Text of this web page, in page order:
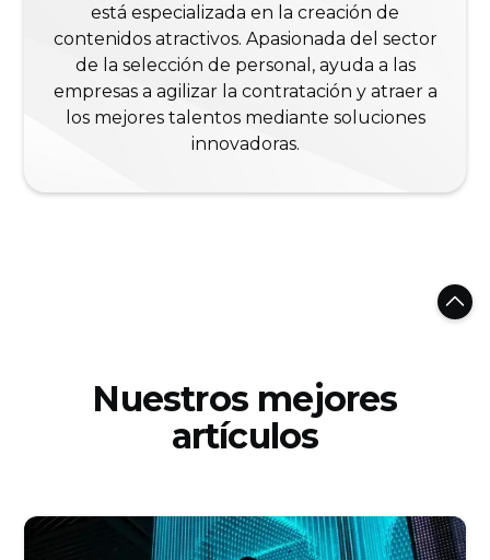
está especializada en la creación de
contenidos atractivos. Apasionada del sector
de la selección de personal, ayuda a las
empresas a agilizar la contratación y atraer a
los mejores talentos mediante soluciones
innovadoras.
Nuestros mejores
artículos